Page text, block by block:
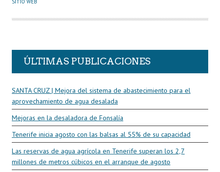
O
SITIO WEB
ÚLTIMAS PUBLICACIONES
SANTA CRUZ | Mejora del sistema de abastecimiento para el
aprovechamiento de agua desalada
Mejoras en la desaladora de Fonsalía
Tenerife inicia agosto con las balsas al 55% de su capacidad
Las reservas de agua agrícola en Tenerife superan los 2,7
millones de metros cúbicos en el arranque de agosto